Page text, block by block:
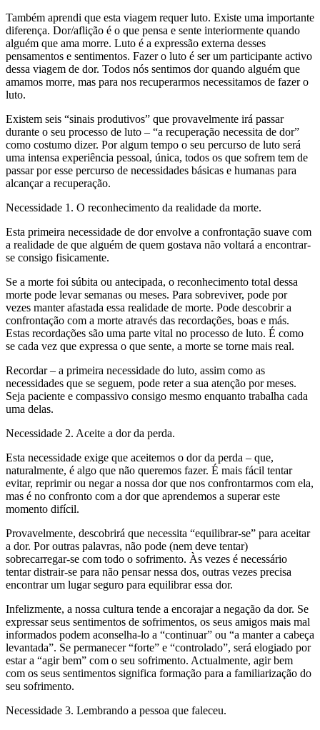
Também aprendi que esta viagem requer luto. Existe uma importante
diferença. Dor/aflição é o que pensa e sente interiormente quando
alguém que ama morre. Luto é a expressão externa desses
pensamentos e sentimentos. Fazer o luto é ser um participante activo
dessa viagem de dor. Todos nós sentimos dor quando alguém que
amamos morre, mas para nos recuperarmos necessitamos de fazer o
luto.
Existem seis “sinais produtivos” que provavelmente irá passar
durante o seu processo de luto – “a recuperação necessita de dor”
como costumo dizer. Por algum tempo o seu percurso de luto será
uma intensa experiência pessoal, única, todos os que sofrem tem de
passar por esse percurso de necessidades básicas e humanas para
alcançar a recuperação.
Necessidade 1. O reconhecimento da realidade da morte.
Esta primeira necessidade de dor envolve a confrontação suave com
a realidade de que alguém de quem gostava não voltará a encontrar-
se consigo fisicamente.
Se a morte foi súbita ou antecipada, o reconhecimento total dessa
morte pode levar semanas ou meses. Para sobreviver, pode por
vezes manter afastada essa realidade de morte. Pode descobrir a
confrontação com a morte através das recordações, boas e más.
Estas recordações são uma parte vital no processo de luto. É como
se cada vez que expressa o que sente, a morte se torne mais real.
Recordar – a primeira necessidade do luto, assim como as
necessidades que se seguem, pode reter a sua atenção por meses.
Seja paciente e compassivo consigo mesmo enquanto trabalha cada
uma delas.
Necessidade 2. Aceite a dor da perda.
Esta necessidade exige que aceitemos o dor da perda – que,
naturalmente, é algo que não queremos fazer. É mais fácil tentar
evitar, reprimir ou negar a nossa dor que nos confrontarmos com ela,
mas é no confronto com a dor que aprendemos a superar este
momento difícil.
Provavelmente, descobrirá que necessita “equilibrar-se” para aceitar
a dor. Por outras palavras, não pode (nem deve tentar)
sobrecarregar-se com todo o sofrimento. Às vezes é necessário
tentar distrair-se para não pensar nessa dos, outras vezes precisa
encontrar um lugar seguro para equilibrar essa dor.
Infelizmente, a nossa cultura tende a encorajar a negação da dor. Se
expressar seus sentimentos de sofrimentos, os seus amigos mais mal
informados podem aconselha-lo a “continuar” ou “a manter a cabeça
levantada”. Se permanecer “forte” e “controlado”, será elogiado por
estar a “agir bem” com o seu sofrimento. Actualmente, agir bem
com os seus sentimentos significa formação para a familiarização do
seu sofrimento.
Necessidade 3. Lembrando a pessoa que faleceu.